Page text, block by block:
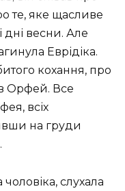
те, яке щасливе
дні весни. Але
Еврідіка.
кохання, про
Орфей. Все
всіх
на груди
слухала